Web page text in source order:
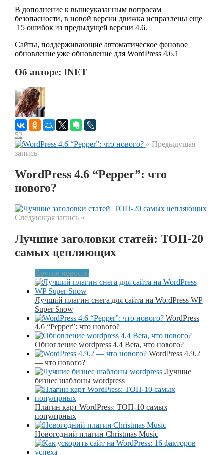
В дополнение к вышеуказанным вопросам
безопасности, в новой версии движка исправлены еще
15 ошибок из предыдущей версии 4.6.
Сайты, поддерживающие автоматическое фоновое
обновление уже обновление для WordPress 4.6.1
Об авторе: INET
52
« Предыдущая
запись
WordPress 4.6 “Pepper”: что
нового?
Следующая запись »
Лучшие заголовки статей: ТОП-20
самых цепляющих
Другие новости
Лучший плагин снега для сайта на WordPress WP
Super Snow
WordPress
4.6 “Pepper”: что нового?
Обновление wordpress 4.4 Beta, что нового?
WordPress 4.9.2
— что нового?
Лучшие
бизнеc шаблоны wordpress
Плагин карт WordPress: ТОП-10 самых
популярных
Новогодний плагин Christmas Music